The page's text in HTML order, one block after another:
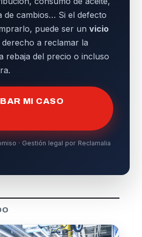
de cambios… Si el defecto
puede ser un vicio
derecho a reclamar la
rebaja del precio o incluso
MI CASO
· Gestión legal por Reclamalia